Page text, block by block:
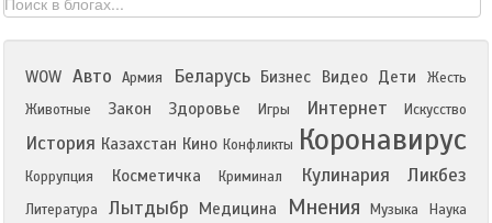
WOW Авто Армия Беларусь Бизнес Видео Дети
Жесть
Животные
Закон Здоровье Игры Интернет Искусство
История Казахстан Кино Конфликты Коронавирус
Коррупция Косметичка Криминал Кулинария Ликбез
Литература Лытдыбр Медицина Мнения Музыка Наука